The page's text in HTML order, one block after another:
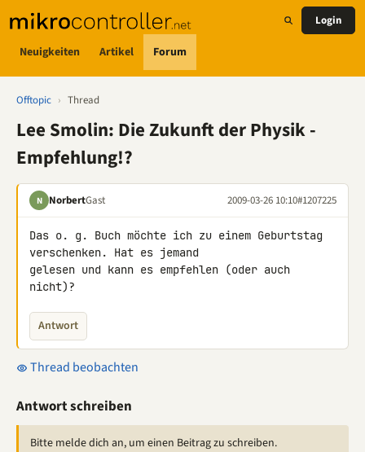
Neuigkeiten Artikel Forum
Login
Offtopic › Thread
Lee Smolin: Die Zukunft der Physik -
Empfehlung!?
N NorbertGast 2009-03-26 10:10#1207225
Das o. g. Buch möchte ich zu einem Geburtstag
verschenken. Hat es jemand
gelesen und kann es empfehlen (oder auch
nicht)?
Antwort
Thread beobachten
Antwort schreiben
Bitte melde dich an, um einen Beitrag zu schreiben.